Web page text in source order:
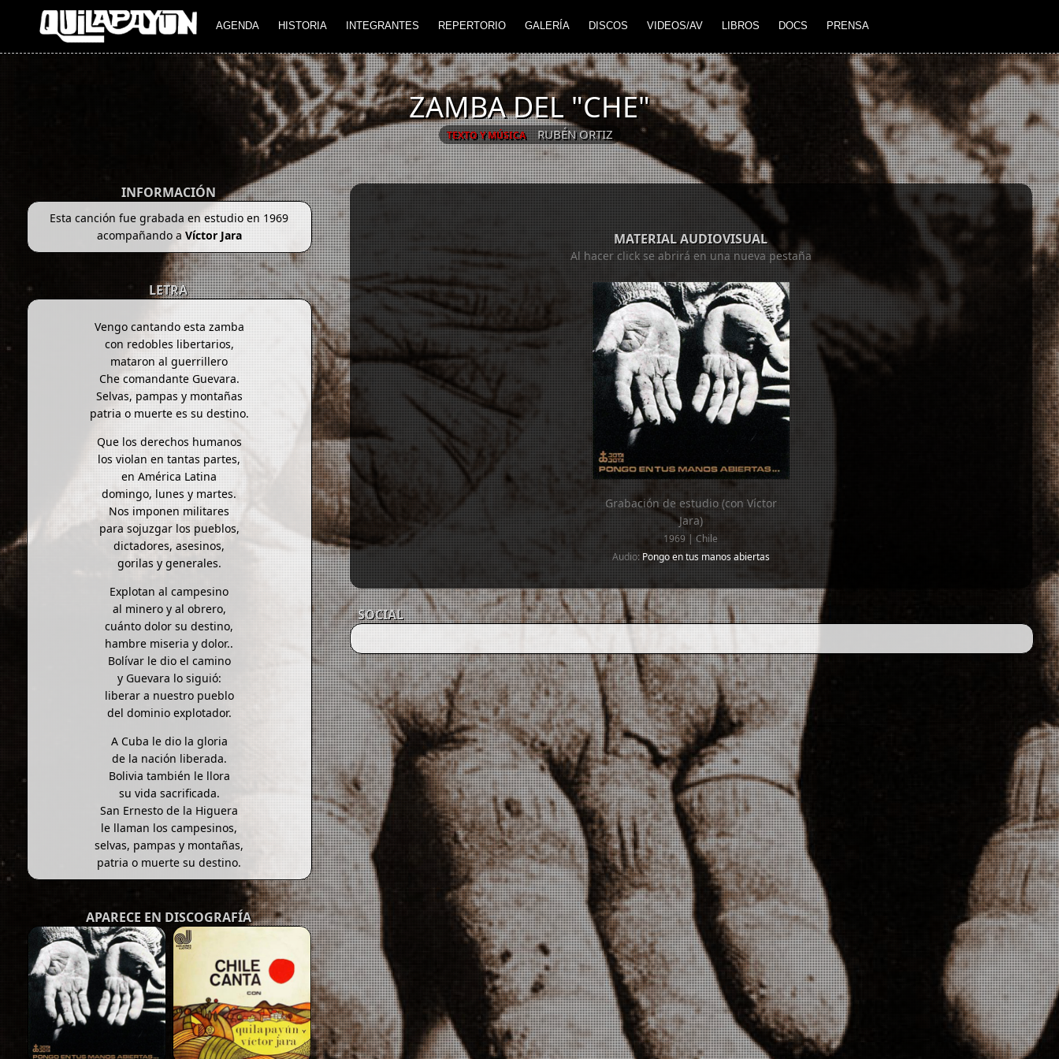
AGENDA HISTORIA INTEGRANTES REPERTORIO GALERÍA DISCOS VIDEOS/AV LIBROS DOCS PRENSA
ZAMBA DEL "CHE"
TEXTO Y MÚSICA RUBÉN ORTIZ
INFORMACIÓN
Esta canción fue grabada en estudio en 1969
acompañando aVíctor Jara
LETRA
Vengo cantando esta zamba
con redobles libertarios,
mataron al guerrillero
Che comandante Guevara.
Selvas, pampas y montañas
patria o muerte es su destino.
Que los derechos humanos
los violan en tantas partes,
en América Latina
domingo, lunes y martes.
Nos imponen militares
para sojuzgar los pueblos,
dictadores, asesinos,
gorilas y generales.
Explotan al campesino
al minero y al obrero,
cuánto dolor su destino,
hambre miseria y dolor..
Bolívar le dio el camino
y Guevara lo siguió:
liberar a nuestro pueblo
del dominio explotador.
A Cuba le dio la gloria
de la nación liberada.
Bolivia también le llora
su vida sacrificada.
San Ernesto de la Higuera
le llaman los campesinos,
selvas, pampas y montañas,
patria o muerte su destino.
APARECE EN DISCOGRAFÍA
MATERIAL AUDIOVISUAL
Al hacer click se abrirá en una nueva pestaña
Grabación de estudio (con Víctor
Jara)
1969 | Chile
Audio:Pongo en tus manos abiertas
SOCIAL